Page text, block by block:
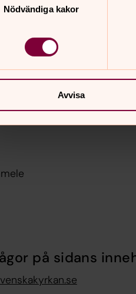
Nödvändiga kakor
Avvisa
delar, från mitten av
Det tympanon
har möjliggjort en
kanske en
både öster och väster.
Omkring år
för de två
på sidans